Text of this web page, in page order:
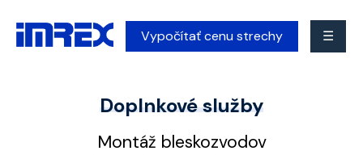
Vypočítať cenu strechy ☰
Doplnkové služby
Montáž bleskozvodov